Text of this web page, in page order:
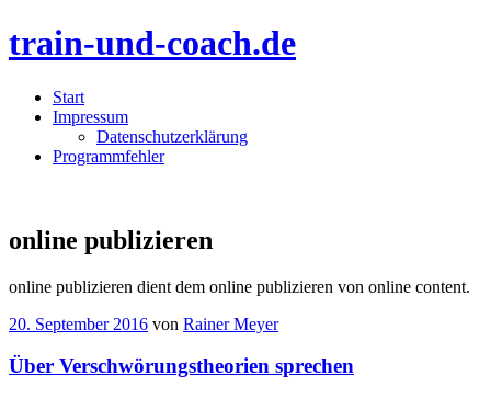
train-und-coach.de
Menü
Zum
Inhalt
Start
Impressum
Datenschutzerklärung
Programmfehler
online publizieren
online publizieren dient dem online publizieren von online content.
20. September 2016 von Rainer Meyer
Über Verschwörungstheorien sprechen